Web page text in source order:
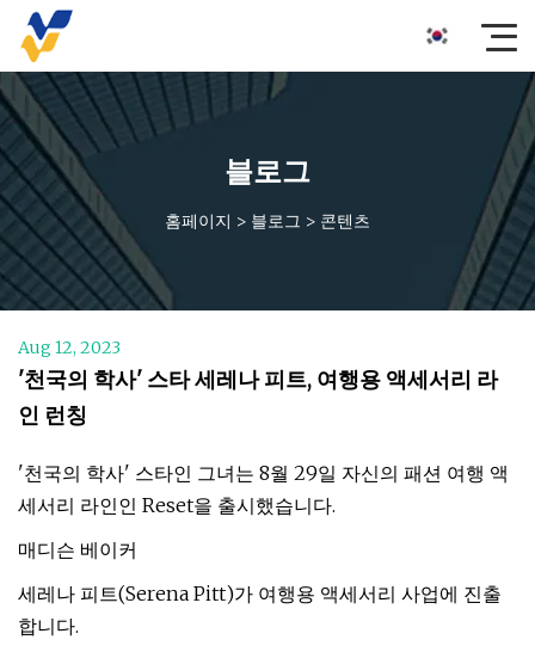
블로그
홈페이지 > 블로그 > 콘텐츠
Aug 12, 2023
'천국의 학사' 스타 세레나 피트, 여행용 액세서리 라
인 런칭
'천국의 학사' 스타인 그녀는 8월 29일 자신의 패션 여행 액
세서리 라인인 Reset을 출시했습니다.
매디슨 베이커
세레나 피트(Serena Pitt)가 여행용 액세서리 사업에 진출
합니다.